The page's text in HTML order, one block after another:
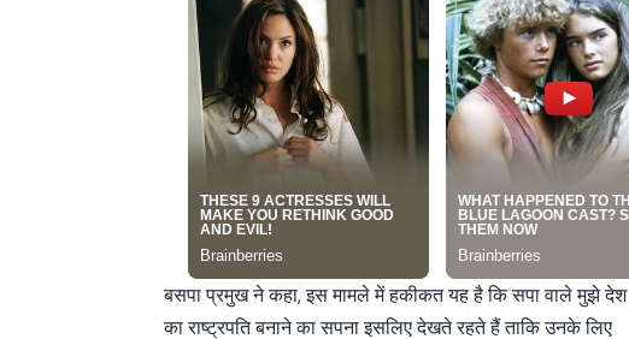
बसपा प्रमुख ने कहा, इस मामले में हकीकत यह है कि सपा वाले मुझे देश
का राष्ट्रपति बनाने का सपना इसलिए देखते रहते हैं ताकि उनके लिए